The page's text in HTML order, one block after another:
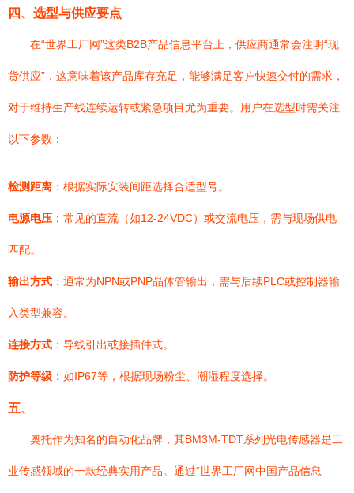
四、选型与供应要点
在“世界工厂网”这类B2B产品信息平台上，供应商通常会注明“现
货供应”，这意味着该产品库存充足，能够满足客户快速交付的需求，
对于维持生产线连续运转或紧急项目尤为重要。用户在选型时需关注
以下参数：
检测距离 ：根据实际安装间距选择合适型号。
电源电压 ：常见的直流（如12-24VDC）或交流电压，需与现场供电
匹配。
输出方式 ：通常为NPN或PNP晶体管输出，需与后续PLC或控制器输
入类型兼容。
连接方式 ：导线引出或接插件式。
防护等级 ：如IP67等，根据现场粉尘、潮湿程度选择。
五、
奥托作为知名的自动化品牌，其BM3M-TDT系列光电传感器是工
业传感领域的一款经典实用产品。通过“世界工厂网中国产品信息